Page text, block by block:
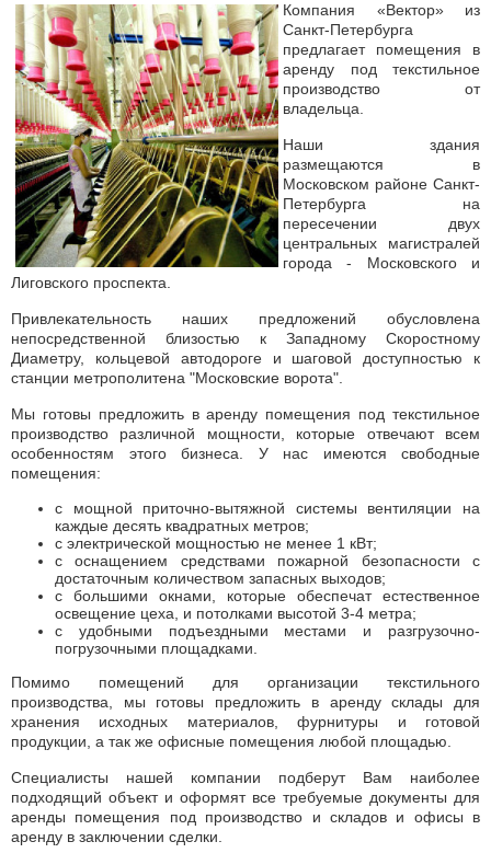
Компания «Вектор» из
Санкт-Петербурга
предлагает помещения в
аренду под текстильное
производство от
владельца.
Наши здания
размещаются в
Московском районе Санкт-
Петербурга на
пересечении двух
центральных магистралей
города - Московского и
Лиговского проспекта.
Привлекательность наших предложений обусловлена
непосредственной близостью к Западному Скоростному
Диаметру, кольцевой автодороге и шаговой доступностью к
станции метрополитена "Московские ворота".
Мы готовы предложить в аренду помещения под текстильное
производство различной мощности, которые отвечают всем
особенностям этого бизнеса. У нас имеются свободные
помещения:
с мощной приточно-вытяжной системы вентиляции на
каждые десять квадратных метров;
с электрической мощностью не менее 1 кВт;
с оснащением средствами пожарной безопасности с
достаточным количеством запасных выходов;
с большими окнами, которые обеспечат естественное
освещение цеха, и потолками высотой 3-4 метра;
с удобными подъездными местами и разгрузочно-
погрузочными площадками.
Помимо помещений для организации текстильного
производства, мы готовы предложить в аренду склады для
хранения исходных материалов, фурнитуры и готовой
продукции, а так же офисные помещения любой площадью.
­Специалисты нашей компании подберут Вам наиболее
подходящий объект и оформят все требуемые документы для
аренды помещения под производство и складов и офисы в
аренду в заключении сделки.